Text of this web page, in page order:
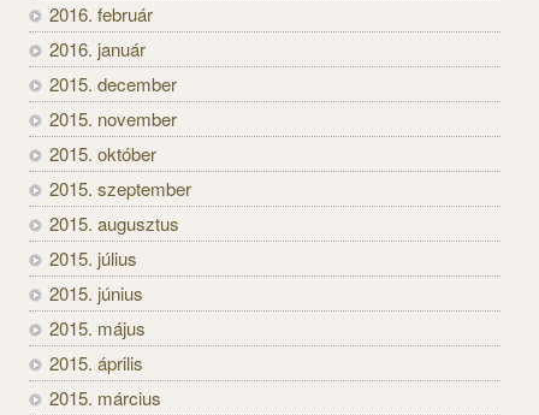
2016. február
2016. január
2015. december
2015. november
2015. október
2015. szeptember
2015. augusztus
2015. július
2015. június
2015. május
2015. április
2015. március